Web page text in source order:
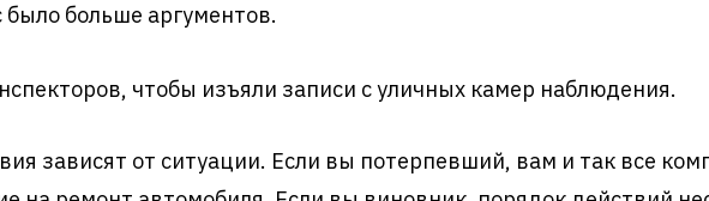
было больше аргументов.
чтобы изъяли записи с уличных камер наблюдения.
зависят от ситуации. Если вы потерпевший, вам и так все